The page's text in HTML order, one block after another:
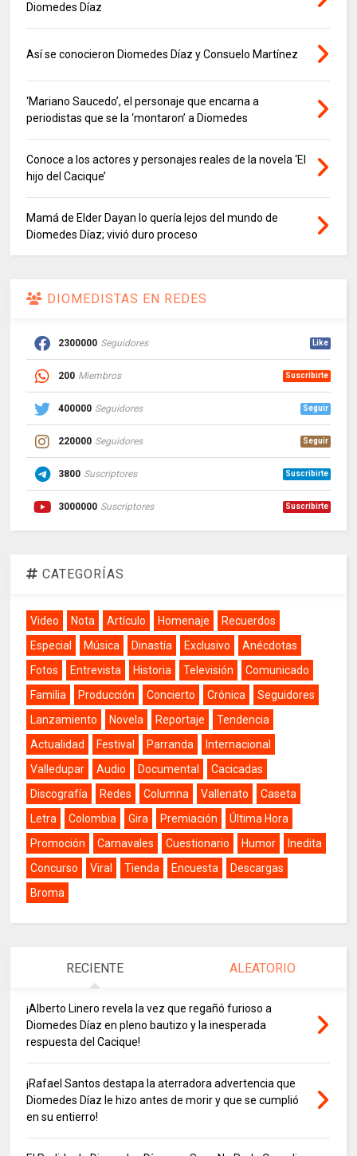
Diomedes Díaz
Así se conocieron Diomedes Díaz y Consuelo Martínez
‘Mariano Saucedo’, el personaje que encarna a
periodistas que se la ‘montaron’ a Diomedes
Conoce a los actores y personajes reales de la novela ‘El
hijo del Cacique’
Mamá de Elder Dayan lo quería lejos del mundo de
Diomedes Díaz; vivió duro proceso
DIOMEDISTAS EN REDES
2300000 Seguidores Like
200 Miembros Suscribirte
400000 Seguidores Seguir
220000 Seguidores Seguir
3800 Suscriptores Suscribirte
3000000 Suscriptores Suscribirte
CATEGORÍAS
Video Nota Artículo Homenaje
Recuerdos
Especial
Música Dinastía Exclusivo
Anécdotas
Fotos
Entrevista Historia Televisión
Comunicado
Familia
Producción Concierto Crónica
Seguidores
Lanzamiento
Novela Reportaje
Tendencia
Actualidad
Festival Parranda
Internacional
Valledupar
Audio Documental
Cacicadas
Discografía
Redes Columna Vallenato
Caseta
Letra
Colombia Gira Premiación
Última Hora
Promoción
Carnavales Cuestionario Humor
Inedita
Concurso
Viral Tienda Encuesta
Descargas
Broma
RECIENTE ALEATORIO
¡Alberto Linero revela la vez que regañó furioso a
Diomedes Díaz en pleno bautizo y la inesperada
respuesta del Cacique!
¡Rafael Santos destapa la aterradora advertencia que
Diomedes Díaz le hizo antes de morir y que se cumplió
en su entierro!